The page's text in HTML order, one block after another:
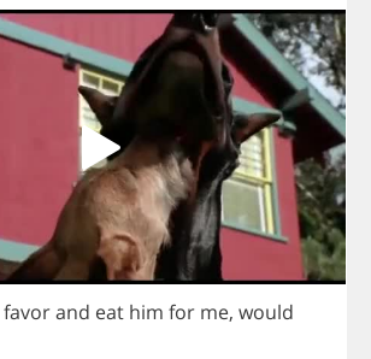
favorand eat him for me, would